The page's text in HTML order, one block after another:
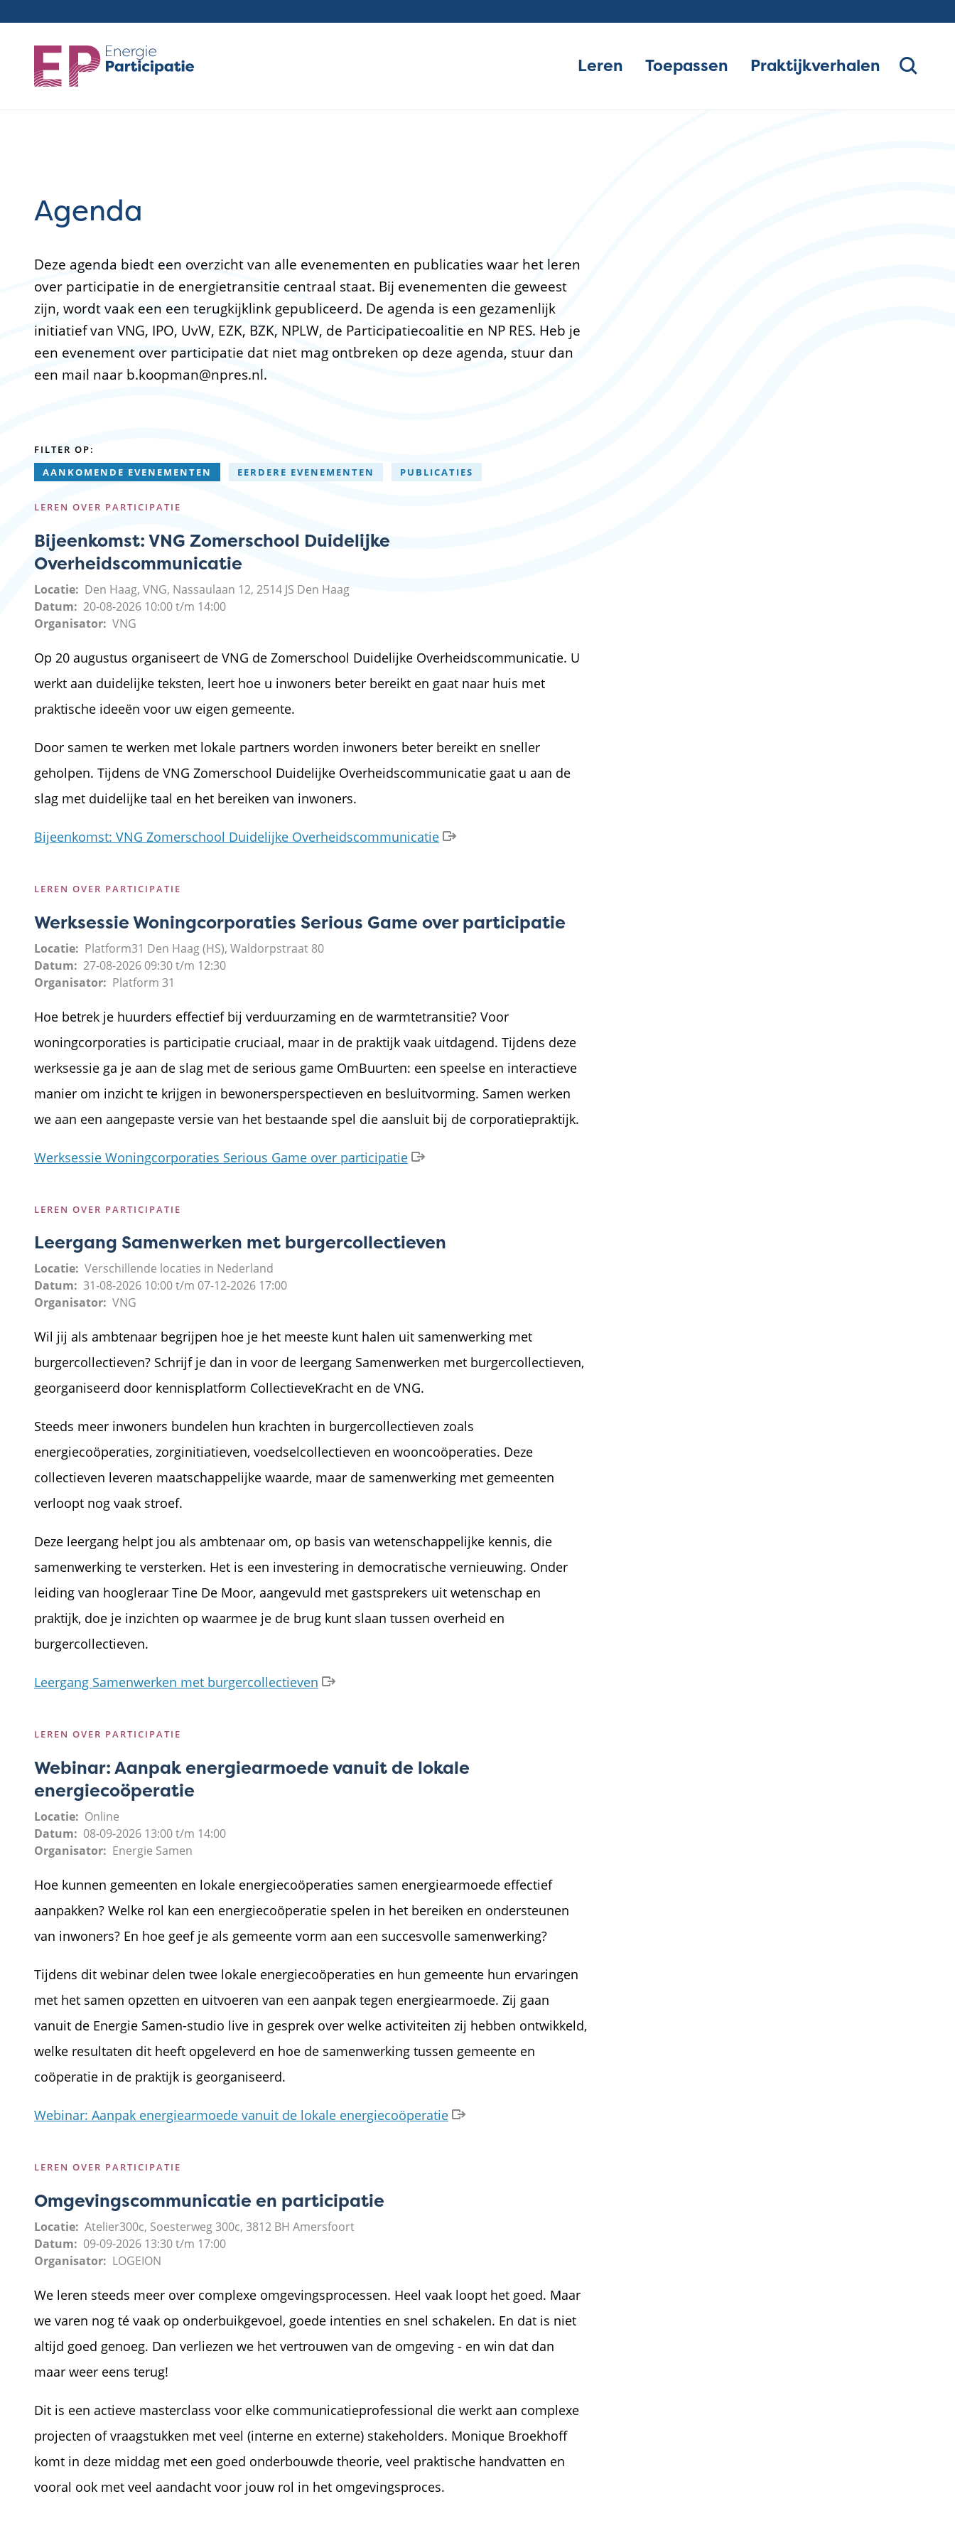
Leren Toepassen Praktijkverhalen
Agenda
Deze agenda biedt een overzicht van alle evenementen en publicaties waar het leren
over participatie in de energietransitie centraal staat. Bij evenementen die geweest
zijn, wordt vaak een een terugkijklink gepubliceerd. De agenda is een gezamenlijk
initiatief van VNG, IPO, UvW, EZK, BZK, NPLW, de Participatiecoalitie en NP RES. Heb je
een evenement over participatie dat niet mag ontbreken op deze agenda, stuur dan
een mail naar b.koopman@npres.nl.
FILTER OP:
AANKOMENDE EVENEMENTEN
EERDERE EVENEMENTEN PUBLICATIES
LEREN OVER PARTICIPATIE
Bijeenkomst: VNG Zomerschool Duidelijke
Overheidscommunicatie
Locatie
Den Haag, VNG, Nassaulaan 12, 2514 JS Den Haag
Datum
20-08-2026 10:00t/m 14:00
Organisator VNG
Op 20 augustus organiseert de VNG de Zomerschool Duidelijke Overheidscommunicatie. U
werkt aan duidelijke teksten, leert hoe u inwoners beter bereikt en gaat naar huis met
praktische ideeën voor uw eigen gemeente.
Door samen te werken met lokale partners worden inwoners beter bereikt en sneller
geholpen. Tijdens de VNG Zomerschool Duidelijke Overheidscommunicatie gaat u aan de
slag met duidelijke taal en het bereiken van inwoners.
Bijeenkomst: VNG Zomerschool Duidelijke Overheidscommunicatie
LEREN OVER PARTICIPATIE
Werksessie Woningcorporaties Serious Game over participatie
Locatie
Platform31 Den Haag (HS), Waldorpstraat 80
Datum
27-08-2026 09:30t/m 12:30
Organisator
Platform 31
Hoe betrek je huurders effectief bij verduurzaming en de warmtetransitie? Voor
woningcorporaties is participatie cruciaal, maar in de praktijk vaak uitdagend. Tijdens deze
werksessie ga je aan de slag met de serious game OmBuurten: een speelse en interactieve
manier om inzicht te krijgen in bewonersperspectieven en besluitvorming. Samen werken
we aan een aangepaste versie van het bestaande spel die aansluit bij de corporatiepraktijk.
Werksessie Woningcorporaties Serious Game over participatie
LEREN OVER PARTICIPATIE
Leergang Samenwerken met burgercollectieven
Locatie Verschillende locaties in Nederland
Datum
31-08-2026 10:00t/m 07-12-2026 17:00
Organisator VNG
Wil jij als ambtenaar begrijpen hoe je het meeste kunt halen uit samenwerking met
burgercollectieven? Schrijf je dan in voor de leergang Samenwerken met burgercollectieven,
georganiseerd door kennisplatform CollectieveKracht en de VNG.
Steeds meer inwoners bundelen hun krachten in burgercollectieven zoals
energiecoöperaties, zorginitiatieven, voedselcollectieven en wooncoöperaties. Deze
collectieven leveren maatschappelijke waarde, maar de samenwerking met gemeenten
verloopt nog vaak stroef.
Deze leergang helpt jou als ambtenaar om, op basis van wetenschappelijke kennis, die
samenwerking te versterken. Het is een investering in democratische vernieuwing. Onder
leiding van hoogleraar Tine De Moor, aangevuld met gastsprekers uit wetenschap en
praktijk, doe je inzichten op waarmee je de brug kunt slaan tussen overheid en
burgercollectieven.
Leergang Samenwerken met burgercollectieven
LEREN OVER PARTICIPATIE
Webinar: Aanpak energiearmoede vanuit de lokale
energiecoöperatie
Locatie
Online
Datum
08-09-2026 13:00t/m 14:00
Organisator
Energie Samen
Hoe kunnen gemeenten en lokale energiecoöperaties samen energiearmoede effectief
aanpakken? Welke rol kan een energiecoöperatie spelen in het bereiken en ondersteunen
van inwoners? En hoe geef je als gemeente vorm aan een succesvolle samenwerking?
Tijdens dit webinar delen twee lokale energiecoöperaties en hun gemeente hun ervaringen
met het samen opzetten en uitvoeren van een aanpak tegen energiearmoede. Zij gaan
vanuit de Energie Samen-studio live in gesprek over welke activiteiten zij hebben ontwikkeld,
welke resultaten dit heeft opgeleverd en hoe de samenwerking tussen gemeente en
coöperatie in de praktijk is georganiseerd.
Webinar: Aanpak energiearmoede vanuit de lokale energiecoöperatie
LEREN OVER PARTICIPATIE
Omgevingscommunicatie en participatie
Locatie Atelier300c, Soesterweg 300c, 3812 BH Amersfoort
Datum
09-09-2026 13:30t/m 17:00
Organisator
LOGEION
We leren steeds meer over complexe omgevingsprocessen. Heel vaak loopt het goed. Maar
we varen nog té vaak op onderbuikgevoel, goede intenties en snel schakelen. En dat is niet
altijd goed genoeg. Dan verliezen we het vertrouwen van de omgeving - en win dat dan
maar weer eens terug!
Dit is een actieve masterclass voor elke communicatieprofessional die werkt aan complexe
projecten of vraagstukken met veel (interne en externe) stakeholders. Monique Broekhoff
komt in deze middag met een goed onderbouwde theorie, veel praktische handvatten en
vooral ook met veel aandacht voor jouw rol in het omgevingsproces.